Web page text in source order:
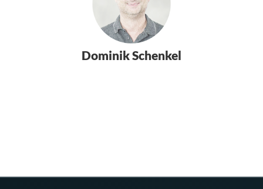
Dominik Schenkel